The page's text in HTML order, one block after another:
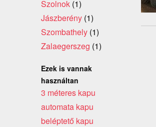
Szolnok (1)
Jászberény (1)
Szombathely (1)
Zalaegerszeg (1)
Ezek is vannak
használtan
3 méteres kapu
automata kapu
beléptető kapu